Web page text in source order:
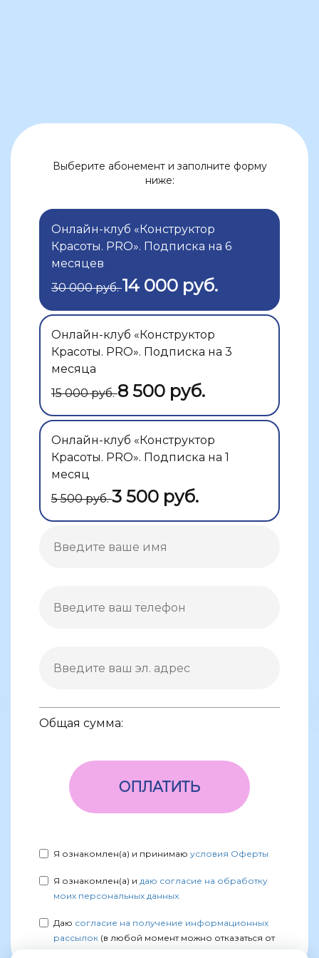
Выберите абонемент и заполните форму
ниже:
Онлайн-клуб «Конструктор
Красоты. PRO». Подписка на 6
месяцев
30 000 руб.14 000 руб.
Онлайн-клуб «Конструктор
Красоты. PRO». Подписка на 3
месяца
15 000 руб.8 500 руб.
Онлайн-клуб «Конструктор
Красоты. PRO». Подписка на 1
месяц
5 500 руб.3 500 руб.
Общая сумма:
ОПЛАТИТЬ
Я ознакомлен(а) и принимаю условия Оферты
Я ознакомлен(а) и даю согласие на обработку
моих персональных данных.
Даю согласие на получение информационных
рассылок (в любой момент можно отказаться от